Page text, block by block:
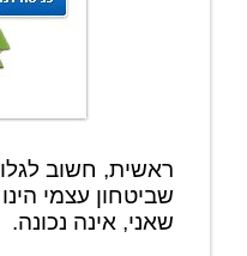
ראשית, חשוב
שביטחון עצמי
שאני, אינה נכונה.